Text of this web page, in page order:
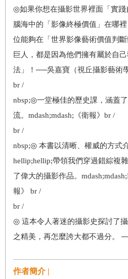
◎如果你想在攝影世界裡面「實
腦海中的「影像終極價值」在哪
位能夠在「世界影像藝術價值判
巨人，都是因為他們擁有屬於自
法」！──吳嘉寶（視丘攝影藝術
br /
nbsp;◎一堂極佳的歷史課，涵蓋
流。mdash;mdash;《衛報》br /
br /
nbsp;◎ 本書以清晰、權威的方式
hellip;hellip;帶領我們穿過錯綜複
了偉大的攝影作品。
報》 br /
br /
◎ 這本令人著迷的攝影史探討了
之精美，再怎麼誇大都不過分。
作者簡介 |